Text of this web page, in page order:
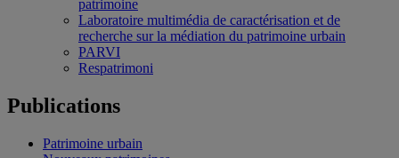
patrimoine
Laboratoire multimédia de caractérisation et de
recherche sur la médiation du patrimoine urbain
PARVI
Respatrimoni
Publications
Patrimoine urbain